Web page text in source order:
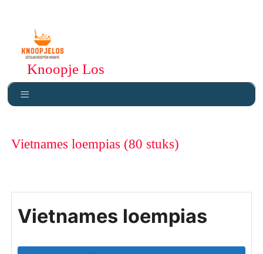
Knoopje Los
Vietnames loempias (80 stuks)
Vietnames loempias